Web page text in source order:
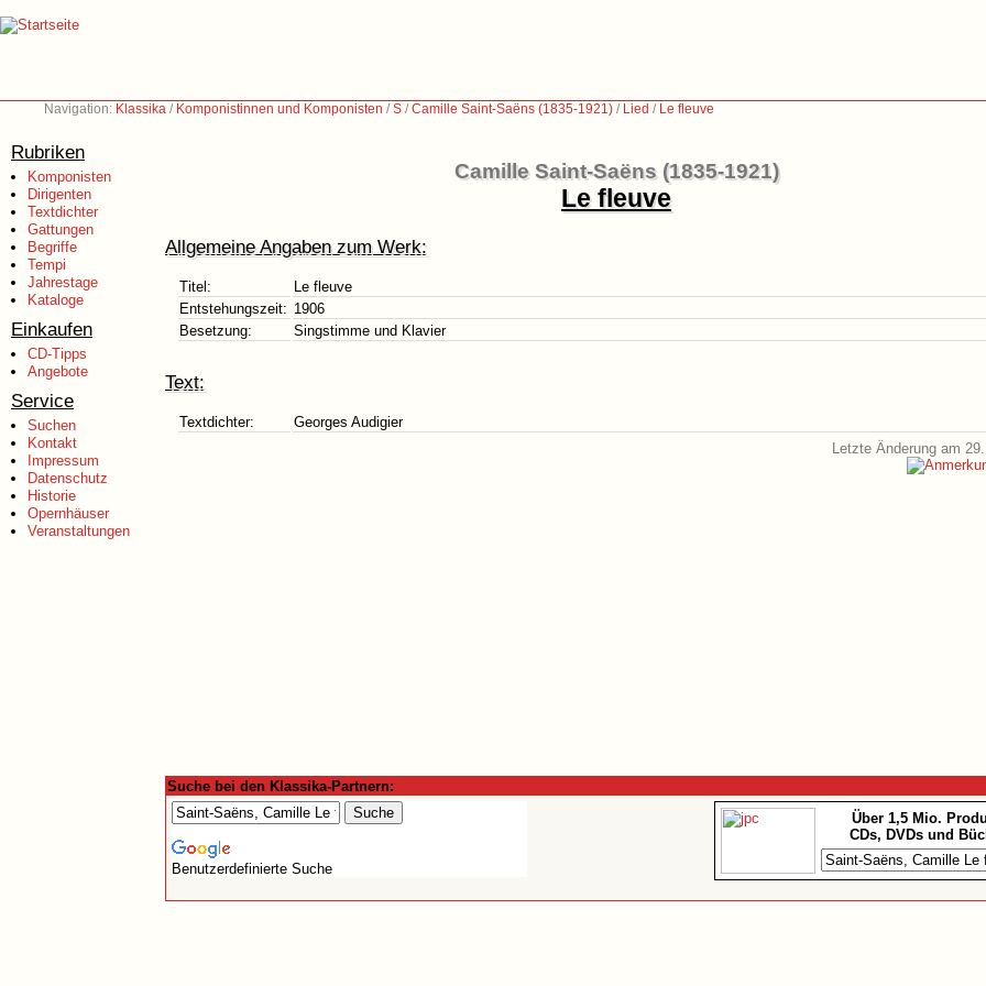
Navigation: Klassika / Komponistinnen und Komponisten /S /Camille Saint-Saëns (1835-1921) / Lied / Le fleuve
Rubriken
Komponisten
Dirigenten
Textdichter
Gattungen
Begriffe
Tempi
Jahrestage
Kataloge
Einkaufen
CD-Tipps
Angebote
Service
Suchen
Kontakt
Impressum
Datenschutz
Historie
Opernhäuser
Veranstaltungen
Camille Saint-Saëns (1835-1921)
Le fleuve
Allgemeine Angaben zum Werk:
Titel:
Le fleuve
Entstehungszeit: 1906
Besetzung:
Singstimme und Klavier
Text:
Textdichter:
Georges Audigier
Letzte Änderung am
Suche bei den Klassika-Partnern:
Benutzerdefinierte Suche
Über 1,5 Mio.
CDs, DVDs und